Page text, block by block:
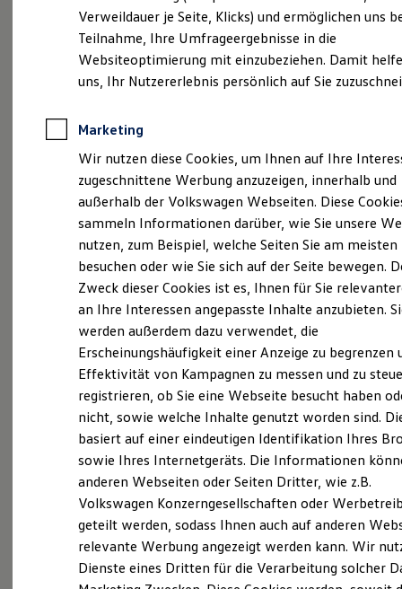
Wartungsverträge
Geschäftskunden
Professional Class bei Volkswagen
Großkunden
Behörden
Anpfiff zum Gewinn
Elektroautos
ID. Tutorials
Elektrofahrzeugkonzepte
Reichweite
Reichweite der ID. Modelle
Reichweite im Winter
Laden
Laden unterwegs
Laden Zuhause
Ladezeitensimulator
Batterie
Sicherheit
Garantie und Lebensdauer
Nachhaltigkeit
Technologie
Kosten und Kauf
Verbrauchskosten
Kaufoptionen
E-Auto-Förderung
Software und Konnektivität
Die ID. Software 6
ID. Software Versionen und Updates
Digitale Extras
Schnittstellen zu Ihrem ID.
Gebrauchtwagen.
Impressum & Rechtliches)
Ganz selbstverständlich.Das
Gebrauchtwagen-
Leistungsversprechen.
Rundum sicher: der 360° Gebrauchtwagen
Bevor ein VolkswagenZertifizierter
Gebrauchtwagenan unsere Kunden
Verweildauer je Seite, Klicks) und ermöglichen uns
Teilnahme, Ihre Umfrageergebnisse in die
Websiteoptimierung mit einzubeziehen. Damit
uns, Ihr Nutzererlebnis persönlich auf Sie
Marketing
Wir nutzen diese Cookies, um Ihnen auf Ihre
zugeschnittene Werbung anzuzeigen, innerhalb und
außerhalb der Volkswagen Webseiten. Diese
sammeln Informationen darüber, wie Sie unsere
nutzen, zum Beispiel, welche Seiten Sie am meisten
besuchen oder wie Sie sich auf der Seite bewegen.
Zweck dieser Cookies ist es, Ihnen für Sie
an Ihre Interessen angepasste Inhalte anzubieten.
werden außerdem dazu verwendet, die
Erscheinungshäufigkeit einer Anzeige zu begrenzen
Effektivität von Kampagnen zu messen und zu
registrieren, ob Sie eine Webseite besucht haben
nicht, sowie welche Inhalte genutzt worden sind.
basiert auf einer eindeutigen Identifikation Ihres
sowie Ihres Internetgeräts. Die Informationen
anderen Webseiten oder Seiten Dritter, wie z.B.
Volkswagen Konzerngesellschaften oder
geteilt werden, sodass Ihnen auch auf anderen
relevante Werbung angezeigt werden kann. Wir
Dienste eines Dritten für die Verarbeitung solcher